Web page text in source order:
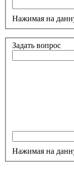
Нажимая на
Задать вопрос
Нажимая на